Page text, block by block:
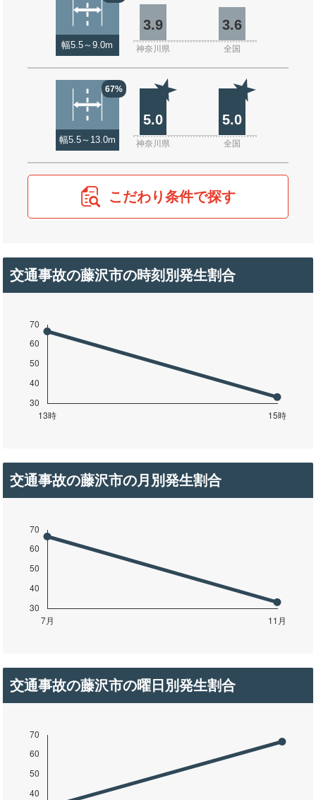
幅5.5～9.0m
3.9 3.6
神奈川県 全国
67%
幅5.5～13.0m
5.0 5.0
神奈川県 全国
こだわり条件で探す
交通事故の藤沢市の時刻別発生割合
交通事故の藤沢市の月別発生割合
交通事故の藤沢市の曜日別発生割合